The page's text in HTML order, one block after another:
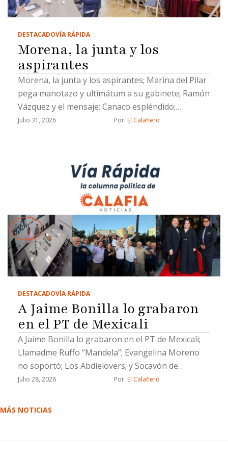
DESTACADOVÍA RÁPIDA
Morena, la junta y los
aspirantes
Morena, la junta y los aspirantes; Marina del Pilar
pega manotazo y ultimátum a su gabinete; Ramón
Vázquez y el mensaje; Canaco espléndido;
Evangelina Moreno, lengua larga y un Socavón de
Julio 31, 2026 Por: El Calafiero
DESTACADOVÍA RÁPIDA
A Jaime Bonilla lo grabaron
en el PT de Mexicali
A Jaime Bonilla lo grabaron en el PT de Mexicali;
Llamadme Ruffo “Mandela”; Evangelina Moreno
no soportó; Los Abdielovers; y Socavón de
solteras pero no solas
Julio 28, 2026 Por: El Calafiero
MÁS NOTICIAS